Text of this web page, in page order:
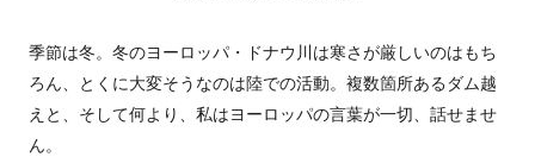
季節は冬。冬のヨーロッパ・ドナウ川は寒さが厳しいのはもち
ろん、とくに大変そうなのは陸での活動。複数箇所あるダム越
えと、そして何より、私はヨーロッパの言葉が一切、話せませ
ん。